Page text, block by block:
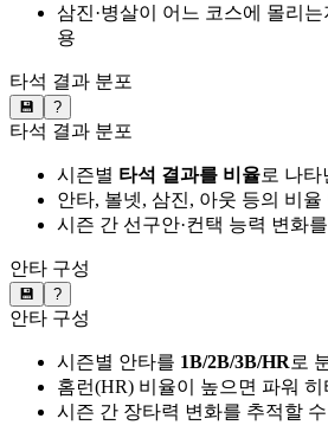
삼진·병살이 어느 코스에 몰리
용
타석 결과 분포
💾 ?
타석 결과 분포
시즌별 타석 결과를 비율로 나타
안타, 볼넷, 삼진, 아웃 등의 비율
시즌 간 선구안·컨택 능력 변화
안타 구성
💾 ?
안타 구성
시즌별 안타를 1B/2B/3B/HR로
홈런(HR) 비율이 높으면 파워 히
시즌 간 장타력 변화를 추적할